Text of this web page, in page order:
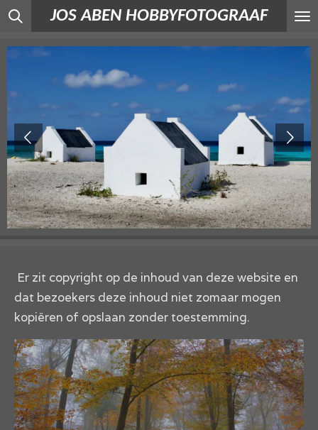
Ga
direct
hoofdinhoud
JOS ABEN HOBBYFOTOGRAAF
Er zit copyright op de inhoud van deze website en
dat bezoekers deze inhoud niet zomaar mogen
kopiëren of opslaan zonder toestemming.